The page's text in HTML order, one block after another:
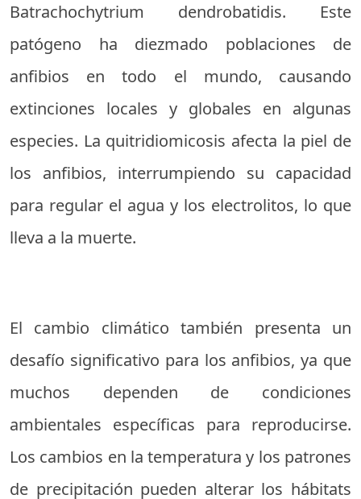
Batrachochytrium dendrobatidis. Este
patógeno ha diezmado poblaciones de
anfibios en todo el mundo, causando
extinciones locales y globales en algunas
especies. La quitridiomicosis afecta la piel de
los anfibios, interrumpiendo su capacidad
para regular el agua y los electrolitos, lo que
lleva a la muerte.
El cambio climático también presenta un
desafío significativo para los anfibios, ya que
muchos dependen de condiciones
ambientales específicas para reproducirse.
Los cambios en la temperatura y los patrones
de precipitación pueden alterar los hábitats